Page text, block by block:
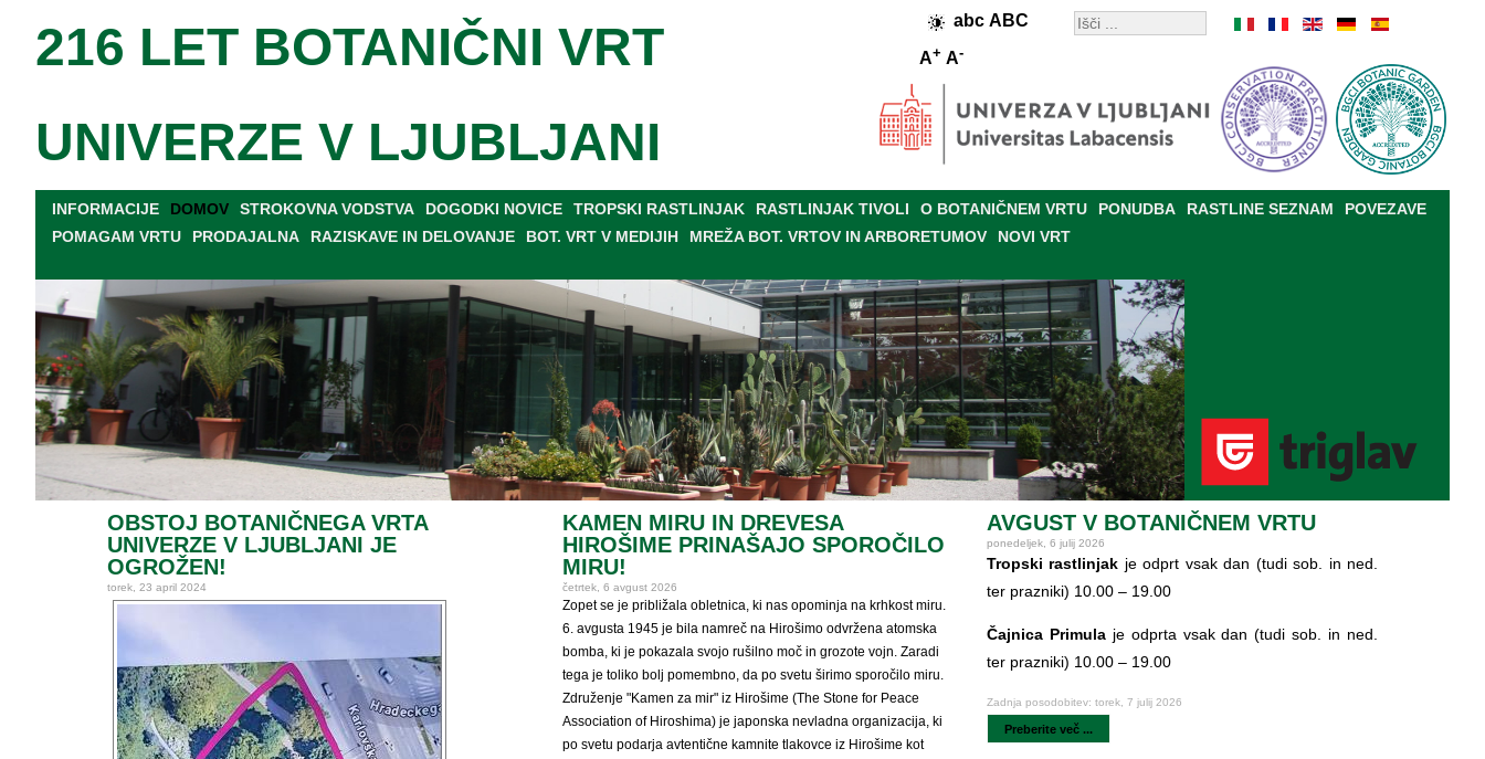
abc ABC
A+ A-
216 LET BOTANIČNI VRT
UNIVERZE V LJUBLJANI
INFORMACIJE DOMOV STROKOVNA VODSTVA DOGODKI NOVICE TROPSKI RASTLINJAK RASTLINJAK TIVOLI O BOTANIČNEM VRTU PONUDBA RASTLINE SEZNAM
POVEZAVE
POMAGAM VRTU
PRODAJALNA RAZISKAVE IN DELOVANJE BOT. VRT V MEDIJIH MREŽA BOT. VRTOV IN ARBORETUMOV NOVI VRT
OBSTOJ BOTANIČNEGA VRTA
UNIVERZE V LJUBLJANI JE
OGROŽEN!
torek, 23 april 2024
AVGUST V BOTANIČNEM VRTU
ponedeljek, 6 julij 2026
Tropski rastlinjak je odprt vsak dan (tudi sob. in ned.
ter prazniki) 10.00 – 19.00
Čajnica Primulaje odprta vsak dan (tudi sob. in ned.
ter prazniki) 10.00 – 19.00
Zadnja posodobitev: torek, 7 julij 2026
Preberite več ...
KAMEN MIRU IN DREVESA
HIROŠIME PRINAŠAJO SPOROČILO
MIRU!
četrtek, 6 avgust 2026
Zopet se je približala obletnica, ki nas opominja na krhkost miru.
6. avgusta 1945 je bila namreč na Hirošimo odvržena atomska
bomba, ki je pokazala svojo rušilno moč in grozote vojn. Zaradi
tega je toliko bolj pomembno, da po svetu širimo sporočilo miru.
Združenje "Kamen za mir" iz Hirošime (The Stone for Peace
Association of Hiroshima) je japonska nevladna organizacija, ki
po svetu podarja avtentične kamnite tlakovce iz Hirošime kot